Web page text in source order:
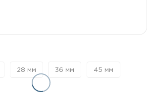
28 мм 36 мм 45 мм